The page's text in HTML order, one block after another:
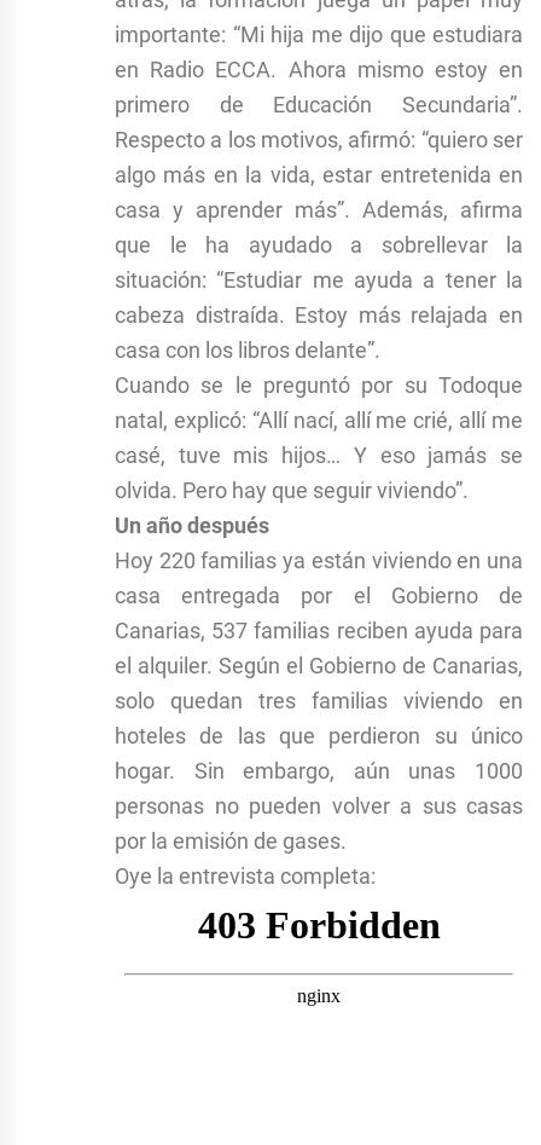
importante: “Mi hija me dijo que estudiara
en Radio ECCA. Ahora mismo estoy en
primero de Educación Secundaria”.
Respecto a los motivos, afirmó: “quiero ser
algo más en la vida, estar entretenida en
casa y aprender más”. Además, afirma
que le ha ayudado a sobrellevar la
situación: “Estudiar me ayuda a tener la
cabeza distraída. Estoy más relajada en
casa con los libros delante”.
Cuando se le preguntó por su Todoque
natal, explicó: “Allí nací, allí me crié, allí me
casé, tuve mis hijos… Y eso jamás se
olvida. Pero hay que seguir viviendo”.
Un año después
Hoy 220 familias ya están viviendo en una
casa entregada por el Gobierno de
Canarias, 537 familias reciben ayuda para
el alquiler. Según el Gobierno de Canarias,
solo quedan tres familias viviendo en
hoteles de las que perdieron su único
hogar. Sin embargo, aún unas 1000
personas no pueden volver a sus casas
por la emisión de gases.
Oye la entrevista completa: